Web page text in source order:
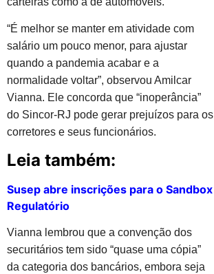
“É melhor se manter em atividade com
salário um pouco menor, para ajustar
quando a pandemia acabar e a
normalidade voltar”, observou Amilcar
Vianna. Ele concorda que “inoperância”
do Sincor-RJ pode gerar prejuízos para os
corretores e seus funcionários.
Leia também:
Susep abre inscrições para o Sandbox
Regulatório
Vianna lembrou que a convenção dos
securitários tem sido “quase uma cópia”
da categoria dos bancários, embora seja